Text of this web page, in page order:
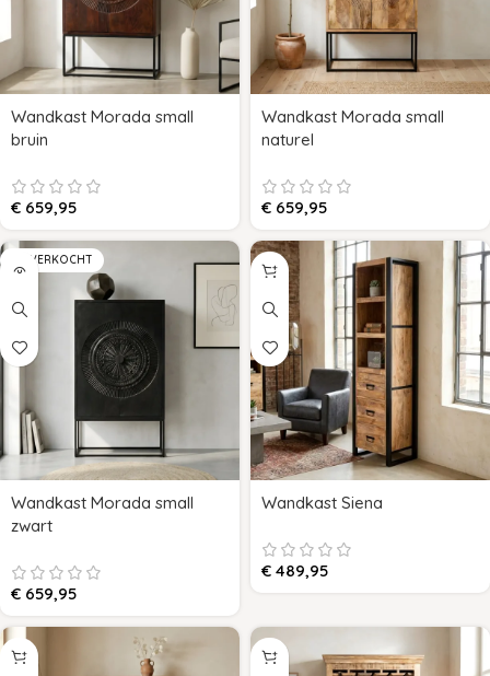
Wandkast Morada small
bruin
€ 659,95
Wandkast Morada small
naturel
€ 659,95
UITVERKOCHT
Wandkast Morada small
zwart
€ 659,95
Wandkast Siena
€ 489,95